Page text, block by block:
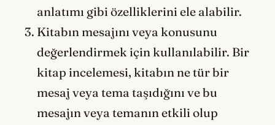
anlatımı gibi özelliklerini ele alabilir.
Kitabın mesajını veya konusunu
değerlendirmek için kullanılabilir. Bir
kitap incelemesi, kitabın ne tür bir
mesaj veya tema taşıdığını ve bu
mesajın veya temanın etkili olup